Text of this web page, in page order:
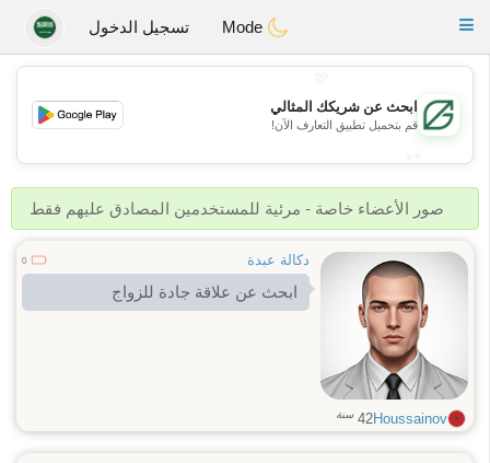
GulfDating
Toggle
تسجيل الدخول
💖
💕
ابحث عن شريكك المثالي
قم بتحميل تطبيق التعارف الآن!
صور الأعضاء خاصة - مرئية للمستخدمين المصادق عليهم فقط
دكالة عبدة 0
ابحث عن علاقة جادة للزواج
Houssainov
42 سنة